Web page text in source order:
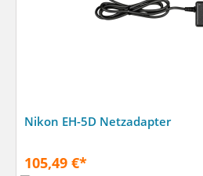
Nikon EH-5D Netzadapter
105,49 €*